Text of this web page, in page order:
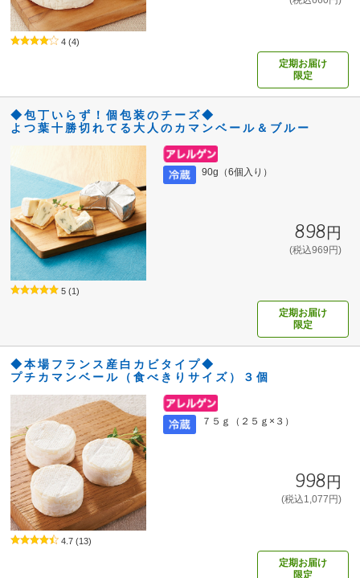
4 (4)
定期お届け
限定
◆包丁いらず！個包装のチーズ◆
よつ葉十勝切れてる大人のカマンベール＆ブルー
90g（6個入り）
898円
(税込969円)
5 (1)
定期お届け
限定
◆本場フランス産白カビタイプ◆
プチカマンベール（食べきりサイズ）３個
７５ｇ（２５ｇ×３）
998円
(税込1,077円)
4.7 (13)
定期お届け
限定